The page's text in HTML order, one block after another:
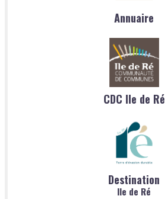
Annuaire
CDC Ile de Ré
Destination
Ile de Ré